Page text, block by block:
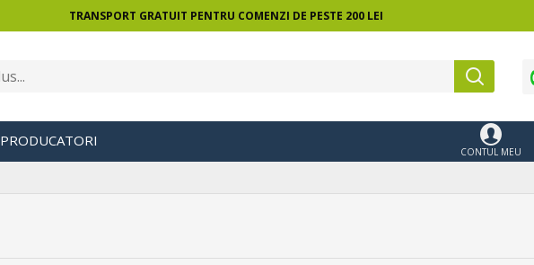
TRANSPORT GRATUIT PENTRU COMENZI DE PESTE 200 LEI
PRODUCATORI
CONTUL MEU